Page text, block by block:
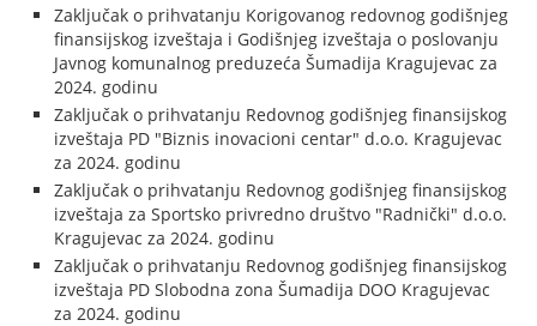
Zaključak o prihvatanju Korigovanog redovnog godišnjeg
finansijskog izveštaja i Godišnjeg izveštaja o poslovanju
Javnog komunalnog preduzeća Šumadija Kragujevac za
2024. godinu
Zaključak o prihvatanju Redovnog godišnjeg finansijskog
izveštaja PD "Biznis inovacioni centar" d.o.o. Kragujevac
za 2024. godinu
Zaključak o prihvatanju Redovnog godišnjeg finansijskog
izveštaja za Sportsko privredno društvo "Radnički" d.o.o.
Kragujevac za 2024. godinu
Zaključak o prihvatanju Redovnog godišnjeg finansijskog
izveštaja PD Slobodna zona Šumadija DOO Kragujevac
za 2024. godinu